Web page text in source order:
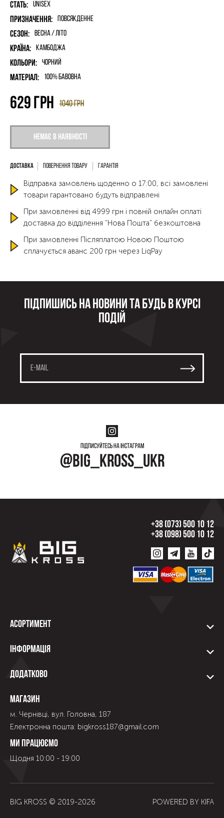
Стать: unisex
Призначення: Повсякденне
Сезон: Весна / Літо
Країна: Камбоджа
Кольори: Чорний
Матеріал: 100% бавовна
Немає в наявності
1040грн
629 грн
Повернення товару Гарантія
Відправка замовлень щоденно о 17:00, всі замовлені
товари гарантовано будуть відправлені
При замовленні від 4999 грн і повній онлайн оплаті
доставка до відділення "Нова Пошта" безкоштовна
При замовленні Післяплатою Новою Поштою
сплачується аванс 200 грн через LiqPay
Підпишись на новини та будь в курсі
подій
Підписуйтесь на інстаграм
@big_kross_ukr
+38 (073) 500 10 12
+38 (098) 500 10 12
Асортимент
Інформація
Додатково
Магазин
м. Чернівці, вул. Головна, 187
Електронна пошта: bigkross187@gmail.com
Ми працюємо
Щодня 10:00 - 19:00
BIG KROSS © 2019-2026 POWERED BY KIFA